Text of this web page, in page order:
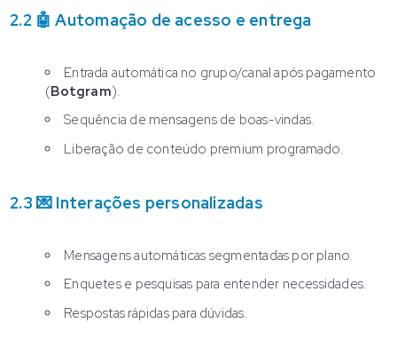
2.2 🤖 Automação de acesso e entrega
Entrada automática no grupo/canal após pagamento
(Botgram).
Sequência de mensagens de boas-vindas.
Liberação de conteúdo premium programado.
2.3 💌 Interações personalizadas
Mensagens automáticas segmentadas por plano.
Enquetes e pesquisas para entender necessidades.
Respostas rápidas para dúvidas.